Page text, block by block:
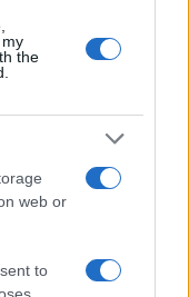
the
web or
to